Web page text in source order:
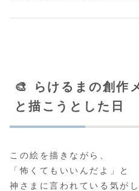
🎨 らけるまの創作
と描こうとした日
この絵を描きながら、
「怖くてもいいんだよ」と
神さまに言われている気がし